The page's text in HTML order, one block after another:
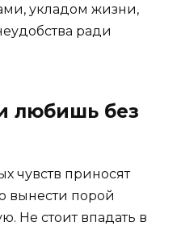
укладом жизни,
ради
любишь без
чувств приносят
вынести порой
Не стоит впадать в